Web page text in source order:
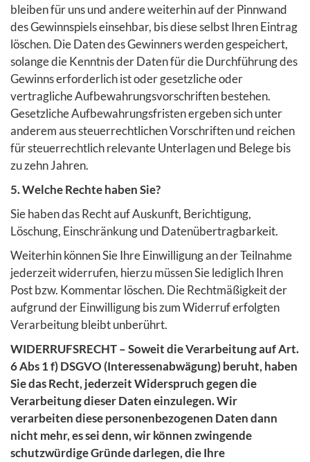
bleiben für uns und andere weiterhin auf der Pinnwand
des Gewinnspiels einsehbar, bis diese selbst Ihren Eintrag
löschen. Die Daten des Gewinners werden gespeichert,
solange die Kenntnis der Daten für die Durchführung des
Gewinns erforderlich ist oder gesetzliche oder
vertragliche Aufbewahrungsvorschriften bestehen.
Gesetzliche Aufbewahrungsfristen ergeben sich unter
anderem aus steuerrechtlichen Vorschriften und reichen
für steuerrechtlich relevante Unterlagen und Belege bis
zu zehn Jahren.
5. Welche Rechte haben Sie?
Sie haben das Recht auf Auskunft, Berichtigung,
Löschung, Einschränkung und Datenübertragbarkeit.
Weiterhin können Sie Ihre Einwilligung an der Teilnahme
jederzeit widerrufen, hierzu müssen Sie lediglich Ihren
Post bzw. Kommentar löschen. Die Rechtmäßigkeit der
aufgrund der Einwilligung bis zum Widerruf erfolgten
Verarbeitung bleibt unberührt.
WIDERRUFSRECHT – Soweit die Verarbeitung auf Art.
6 Abs 1 f) DSGVO (Interessenabwägung) beruht, haben
Sie das Recht, jederzeit Widerspruch gegen die
Verarbeitung dieser Daten einzulegen. Wir
verarbeiten diese personenbezogenen Daten dann
nicht mehr, es sei denn, wir können zwingende
schutzwürdige Gründe darlegen, die Ihre